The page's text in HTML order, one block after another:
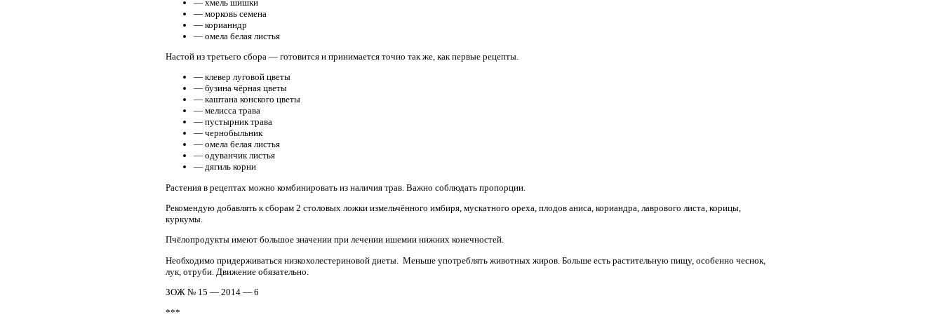
— хмель шишки
— морковь семена
— корианндр
— омела белая листья
Настой из третьего сбора — готовится и принимается точно так же, как первые рецепты.
— клевер луговой цветы
— бузина чёрная цветы
— каштана конского цветы
— мелисса трава
— пустырник трава
— чернобыльник
— омела белая листья
— одуванчик листья
— дягиль корни
Растения в рецептах можно комбинировать из наличия трав. Важно соблюдать пропорции.
Рекомендую добавлять к сборам 2 столовых ложки измельчённого имбиря, мускатного ореха, плодов аниса, кориандра, лаврового листа, корицы,
куркумы.
Пчёлопродукты имеют большое значении при лечении ишемии нижних конечностей.
Необходимо придерживаться низкохолестериновой диеты. Меньше употреблять животных жиров. Больше есть растительную пищу, особенно чеснок,
лук, отруби. Движение обязательно.
ЗОЖ № 15 — 2014 — 6
***